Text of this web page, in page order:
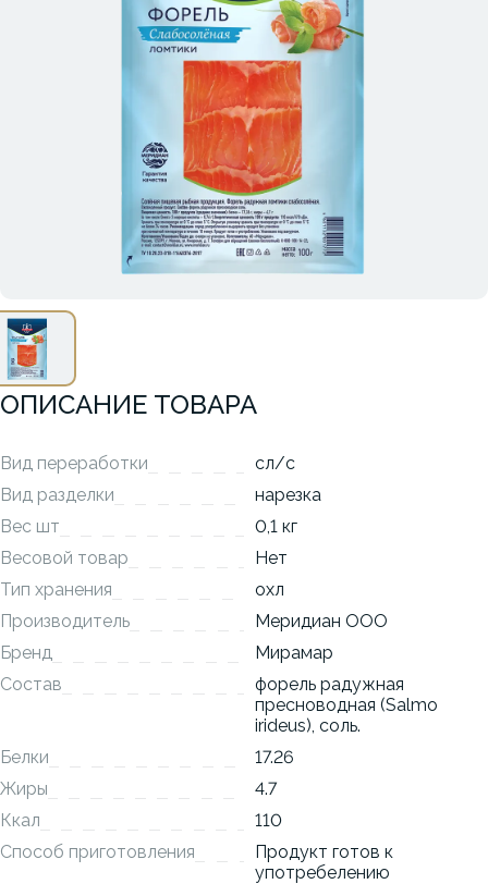
ОПИСАНИЕ ТОВАРА
Вид переработки
сл/с
Вид разделки
нарезка
Вес шт
0,1 кг
Весовой товар
Нет
Тип хранения
охл
Производитель
Меридиан ООО
Бренд
Мирамар
Состав
форель радужная
пресноводная (Salmo
irideus), соль.
Белки
17.26
Жиры
4.7
Ккал
110
Способ приготовления
Продукт готов к
употребелению